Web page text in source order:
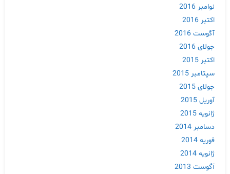
نوامبر 2016
اکتبر 2016
آگوست 2016
جولای 2016
اکتبر 2015
سپتامبر 2015
جولای 2015
آوریل 2015
ژانویه 2015
دسامبر 2014
فوریه 2014
ژانویه 2014
آگوست 2013